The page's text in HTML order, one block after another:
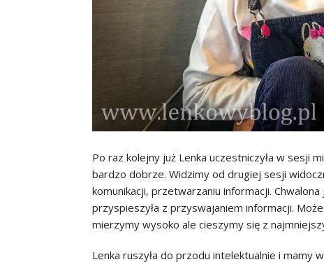
Po raz kolejny już Lenka uczestniczyła w sesji
bardzo dobrze. Widzimy od drugiej sesji
komunikacji, przetwarzaniu informacji.
przyspieszyła z przyswajaniem informacji.
mierzymy wysoko ale cieszymy się z
Lenka ruszyła do przodu intelektualnie i